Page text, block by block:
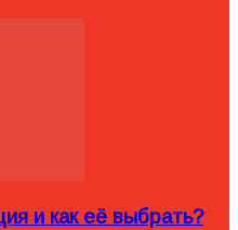
и как её выбрать?